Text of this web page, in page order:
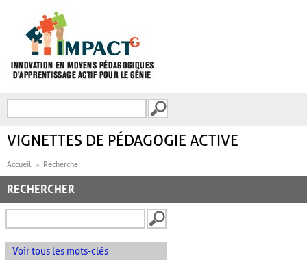
FORMULAIRE DE
VIGNETTES DE PÉDAGOGIE ACTIVE
Accueil Recherche
RECHERCHER
Voir tous les mots-clés